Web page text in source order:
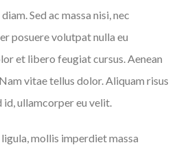
Sed ac massa nisi, nec
posuere volutpat nulla eu
et libero feugiat cursus. Aenean
vitae tellus dolor. Aliquam risus
id, ullamcorper eu velit.
mollis imperdiet massa